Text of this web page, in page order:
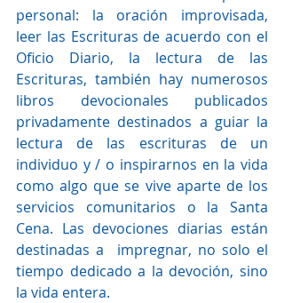
personal: la oración improvisada,
leer las Escrituras de acuerdo con el
Oficio Diario, la lectura de las
Escrituras, también hay numerosos
libros devocionales publicados
privadamente destinados a guiar la
lectura de las escrituras de un
individuo y / o inspirarnos en la vida
como algo que se vive aparte de los
servicios comunitarios o la Santa
Cena. Las devociones diarias están
destinadas a  impregnar, no solo el
tiempo dedicado a la devoción, sino
la vida entera.